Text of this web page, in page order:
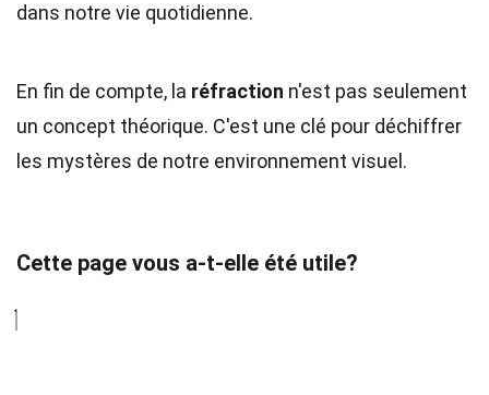
dans notre vie quotidienne.
En fin de compte, la réfraction n'est pas seulement
un concept théorique. C'est une clé pour déchiffrer
les mystères de notre environnement visuel.
Cette page vous a-t-elle été utile?